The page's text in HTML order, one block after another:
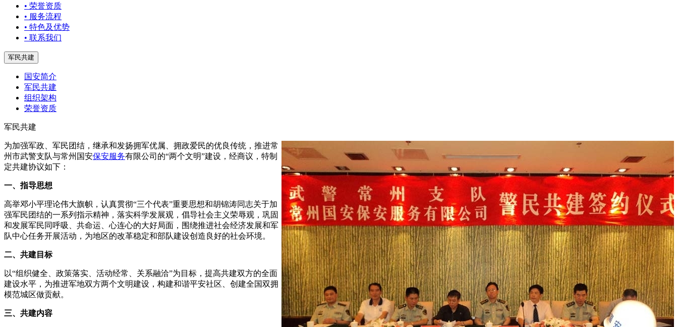
• 荣誉资质
• 服务流程
• 特色及优势
• 联系我们
军民共建
国安简介
军民共建
组织架构
荣誉资质
军民共建
为加强军政、军民团结，继承和发扬拥军优属、拥政爱民的优良传统，推进常
州市武警支队与常州国安保安服务有限公司的“两个文明”建设，经商议，特制
定共建协议如下：
一、指导思想
高举邓小平理论伟大旗帜，认真贯彻“三个代表”重要思想和胡锦涛同志关于加
强军民团结的一系列指示精神，落实科学发展观，倡导社会主义荣辱观，巩固
和发展军民同呼吸、共命运、心连心的大好局面，围绕推进社会经济发展和军
队中心任务开展活动，为地区的改革稳定和部队建设创造良好的社会环境。
二、共建目标
以“组织健全、政策落实、活动经常、关系融洽”为目标，提高共建双方的全面
建设水平，为推进军地双方两个文明建设，构建和谐平安社区、创建全国双拥
模范城区做贡献。
三、共建内容